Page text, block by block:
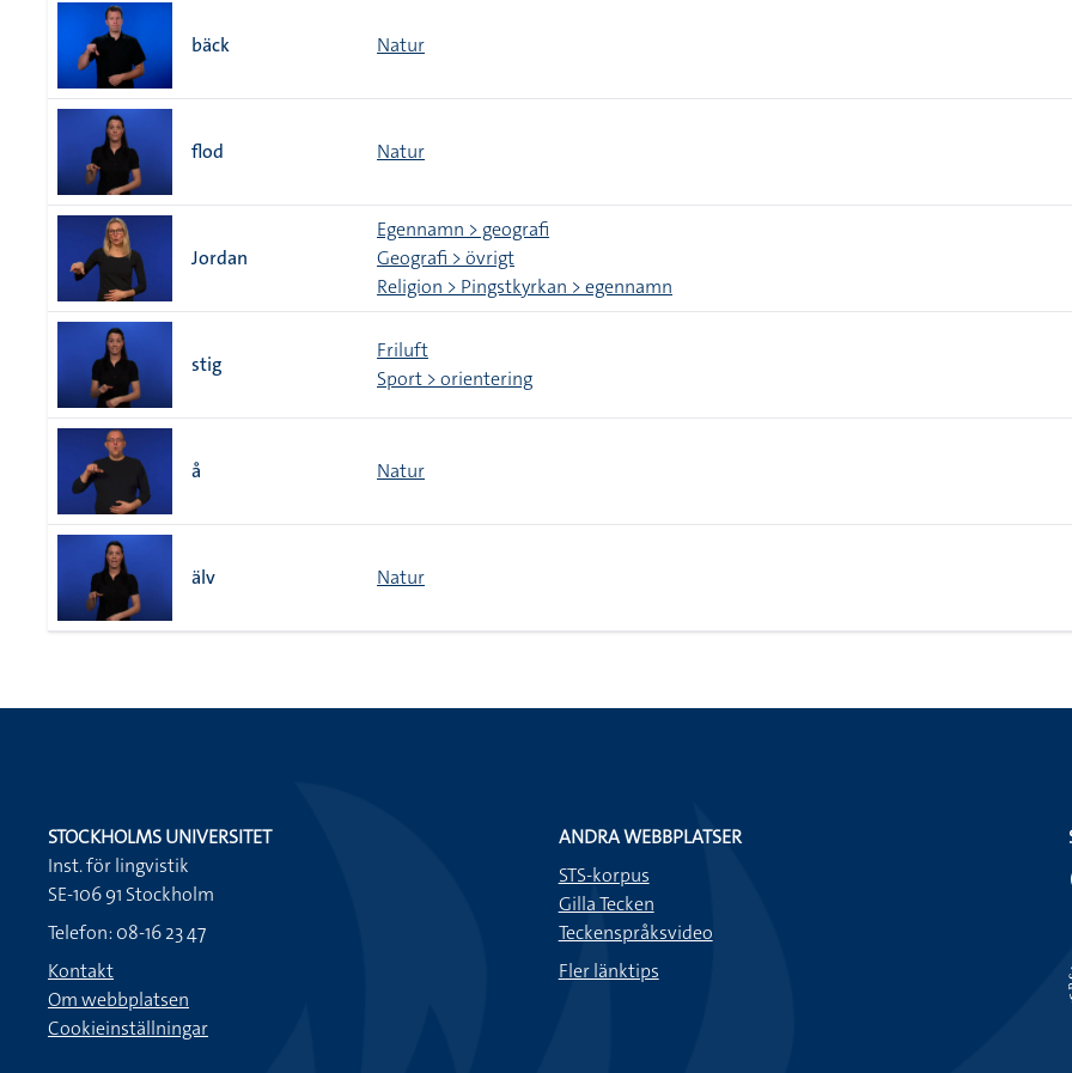
bäck Natur
flod Natur
Jordan
Egennamn > geografi
Geografi > övrigt
Religion > Pingstkyrkan > egennamn
stig
Friluft
Sport > orientering
å Natur
älv Natur
STOCKHOLMS UNIVERSITET
Inst. för lingvistik
SE-106 91 Stockholm
Telefon: 08-16 23 47
Kontakt
Om webbplatsen
Cookieinställningar
ANDRA WEBBPLATSER
STS-korpus
Gilla Tecken
Teckenspråksvideo
Fler länktips